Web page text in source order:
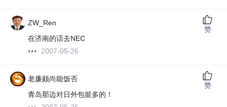
ZW_Ren
在济南的话去NEC
2007-05-26
赞
老廉颇尚能饭否
青岛那边对日外包挺多的！
赞